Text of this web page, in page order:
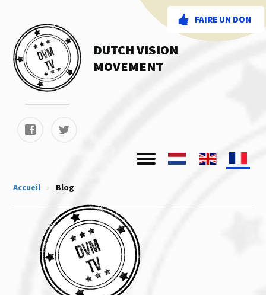
FAIRE UN DON
DUTCH VISION
MOVEMENT
Accueil » Blog